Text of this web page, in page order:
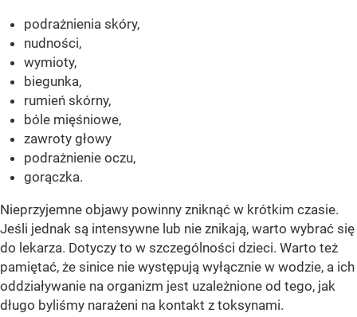
podrażnienia skóry,
nudności,
wymioty,
biegunka,
rumień skórny,
bóle mięśniowe,
zawroty głowy
podrażnienie oczu,
gorączka.
Nieprzyjemne objawy powinny zniknąć w krótkim czasie.
Jeśli jednak są intensywne lub nie znikają, warto wybrać się
do lekarza. Dotyczy to w szczególności dzieci. Warto też
pamiętać, że sinice nie występują wyłącznie w wodzie, a ich
oddziaływanie na organizm jest uzależnione od tego, jak
długo byliśmy narażeni na kontakt z toksynami.